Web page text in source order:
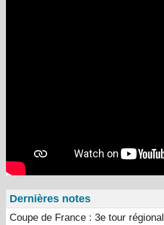
Dernières notes
Coupe de France : 3e tour régional